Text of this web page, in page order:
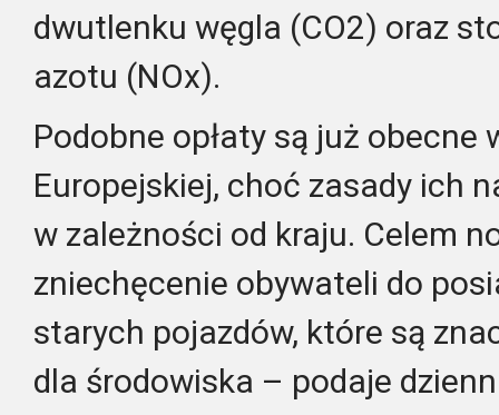
dwutlenku węgla (CO2) oraz
azotu (NOx).
Podobne opłaty są już obecne
Europejskiej, choć zasady ich
w zależności od kraju. Celem
zniechęcenie obywateli do
starych pojazdów, które są
dla środowiska – podaje